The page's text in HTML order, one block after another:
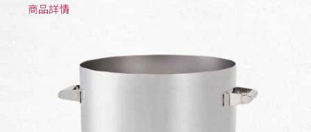
商品詳情